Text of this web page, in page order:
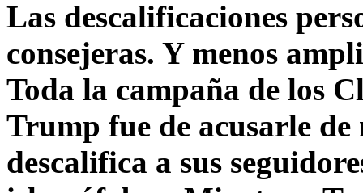
Las descalificaciones
consejeras. Y menos
Toda la campaña de los
Trump fue de acusarle
descalifica a sus